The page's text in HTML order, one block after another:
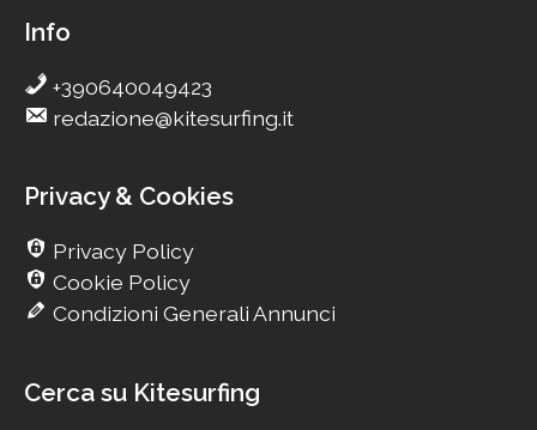
Info
+390640049423
redazione@kitesurfing.it
Privacy & Cookies
Privacy Policy
Cookie Policy
Condizioni Generali Annunci
Cerca su Kitesurfing